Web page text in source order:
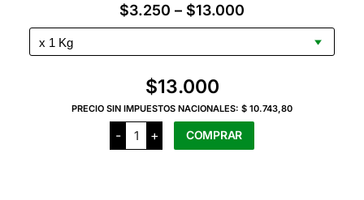
se
elegir
la
página
del
producto
$3.250 – $13.000
de
precios:
$3.250
hasta
$13.000
$13.000
PRECIO SIN IMPUESTOS NACIONALES: $ 10.743,80
-
Granola
Suelta
de
+ COMPRAR